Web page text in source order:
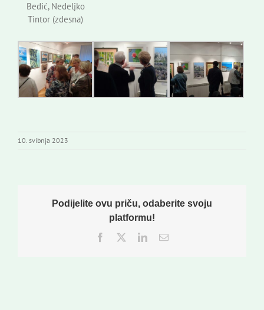
Bedić, Nedeljko
Tintor (zdesna)
10. svibnja 2023
Podijelite ovu priču, odaberite svoju
platformu!
Facebook
TwitterLinkedInEmail: